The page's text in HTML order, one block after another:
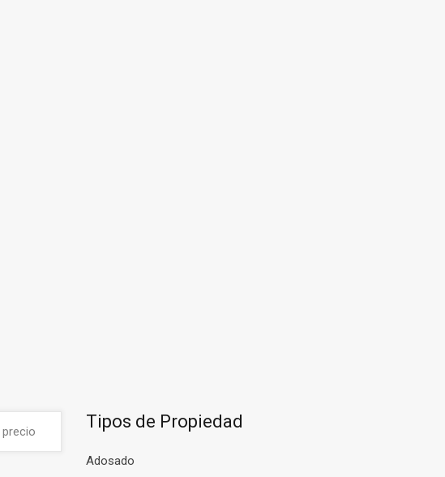
Tipos de Propiedad
Adosado